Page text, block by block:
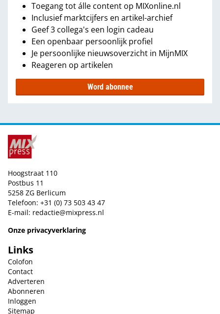
Toegang tot álle content op MIXonline.nl
Inclusief marktcijfers en artikel-archief
Geef 3 collega's een login cadeau
Een openbaar persoonlijk profiel
Je persoonlijke nieuwsoverzicht in MijnMIX
Reageren op artikelen
Word abonnee
Hoogstraat 110
Postbus 11
5258 ZG Berlicum
Telefoon: +31 (0) 73 503 43 47
E-mail: redactie@mixpress.nl
Onze privacyverklaring
Links
Colofon
Contact
Adverteren
Abonneren
Inloggen
Sitemap